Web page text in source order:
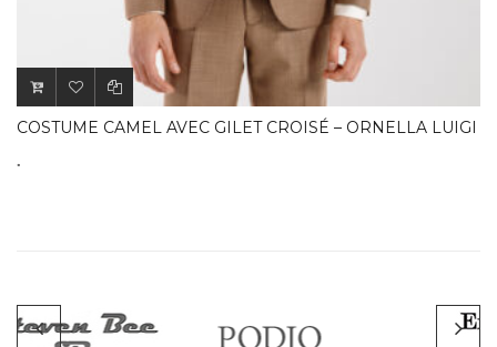
COSTUME CAMEL AVEC GILET CROISÉ – ORNELLA LUIGI
.